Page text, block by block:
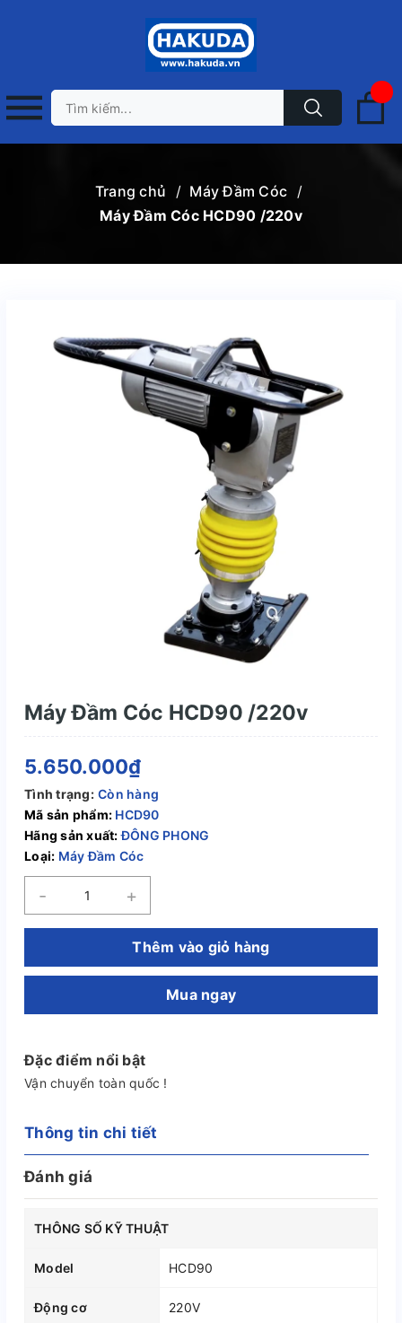
Trang chủ / Máy Đầm Cóc /
Máy Đầm Cóc HCD90 /220v
Máy Đầm Cóc HCD90 /220v
5.650.000₫
Tình trạng: Còn hàng
Mã sản phẩm: HCD90
Hãng sản xuất:ĐÔNG PHONG
Loại: Máy Đầm Cóc
- +
Thêm vào giỏ hàng
Mua ngay
Đặc điểm nổi bật
Vận chuyển toàn quốc !
Thông tin chi tiết
Đánh giá
THÔNG SỐ KỸ THUẬT
Model HCD90
Động cơ 220V